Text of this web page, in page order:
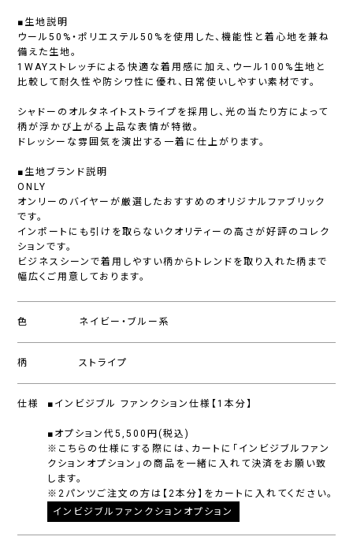
■生地説明
ウール50%・ポリエステル50%を使用した、機能性と着心地を兼ね
備えた生地。
1WAYストレッチによる快適な着用感に加え、ウール100%生地と
比較して耐久性や防シワ性に優れ、日常使いしやすい素材です。
シャドーのオルタネイトストライプを採用し、光の当たり方によって
柄が浮かび上がる上品な表情が特徴。
ドレッシーな雰囲気を演出する一着に仕上がります。
■生地ブランド説明
ONLY
オンリーのバイヤーが厳選したおすすめのオリジナルファブリック
です。
インポートにも引けを取らないクオリティーの高さが好評のコレク
ションです。
ビジネスシーンで着用しやすい柄からトレンドを取り入れた柄まで
幅広くご用意しております。
色 ネイビー・ブルー系
柄 ストライプ
仕様 ■インビジブル ファンクション仕様【1本分】
■オプション代5,500円(税込)
※こちらの仕様にする際には、カートに「インビジブルファン
クションオプション」の商品を一緒に入れて決済をお願い致
します。
※2パンツご注文の方は【2本分】をカートに入れてください。
インビジブルファンクションオプション